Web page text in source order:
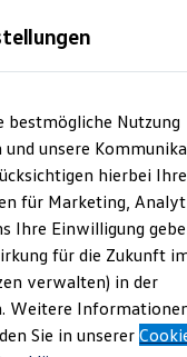
bestmögliche Nutzung
unsere
hierbei Ihre
für Marketing,
Ihre Einwilligung
für die Zukunft
verwalten) in der
Weitere
Sie in unserer